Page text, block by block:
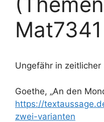
Ungefähr in zeitlicher
Goethe, „An den
https://
zwei-varianten